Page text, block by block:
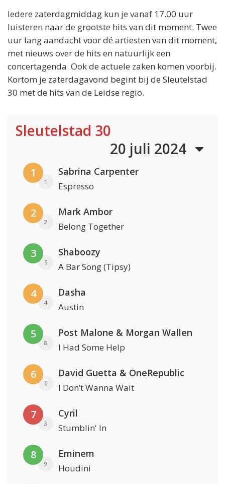
Iedere zaterdagmiddag kun je vanaf 17.00 uur
luisteren naar de grootste hits van dit moment. Twee
uur lang aandacht voor dé artiesten van dit moment,
met nieuws over de hits en natuurlijk een
concertagenda. Ook de actuele zaken komen voorbij.
Kortom je zaterdagavond begint bij de Sleutelstad
30 met de hits van de Leidse regio.
Sleutelstad 30
20 juli 2024
1
1
Sabrina Carpenter
Espresso
2
2
Mark Ambor
Belong Together
3
5
Shaboozy
A Bar Song (Tipsy)
4
4
Dasha
Austin
5
8
Post Malone & Morgan Wallen
I Had Some Help
6
6
David Guetta & OneRepublic
I Don’t Wanna Wait
7
3
Cyril
Stumblin' In
8
9
Eminem
Houdini